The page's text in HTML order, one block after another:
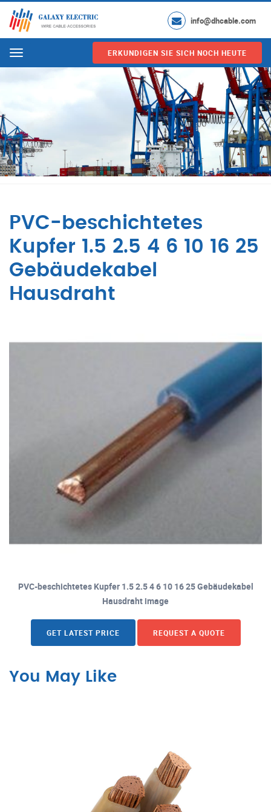
info@dhcable.com
Menu ERKUNDIGEN SIE SICH NOCH HEUTE
PVC-beschichtetes
Kupfer 1.5 2.5 4 6 10 16 25
Gebäudekabel
Hausdraht
PVC-beschichtetes Kupfer 1.5 2.5 4 6 10 16 25 Gebäudekabel
Hausdraht image
GET LATEST PRICE REQUEST A QUOTE
You May Like